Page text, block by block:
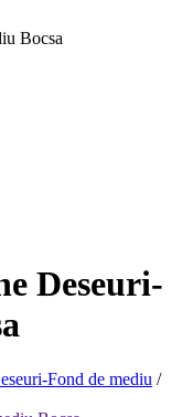
Bocsa
Deseuri-
Fond de mediu /